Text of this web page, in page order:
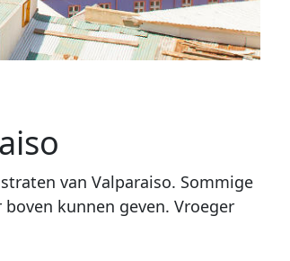
van Valparaiso. Sommige
kunnen geven. Vroeger